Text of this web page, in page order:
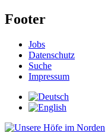
Footer
Jobs
Datenschutz
Suche
Impressum